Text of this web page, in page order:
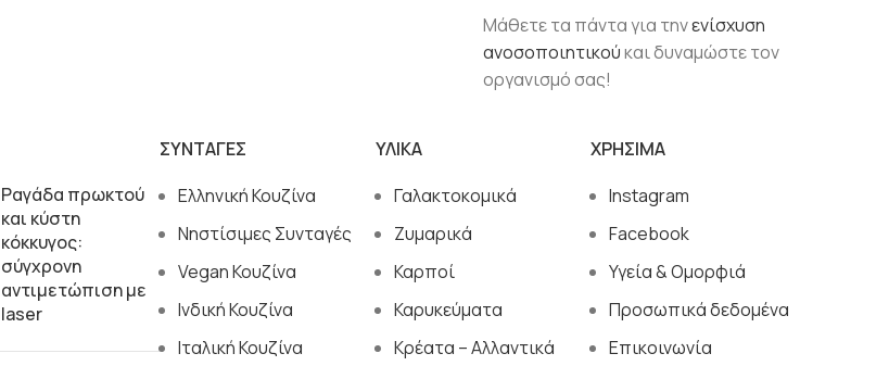
Μάθετε τα πάντα για τηνενίσχυση
ανοσοποιητικούκαι δυναμώστε τον
οργανισμό σας!
Ραγάδα πρωκτού
και κύστη
κόκκυγος:
σύγχρονη
αντιμετώπιση με
laser
ΣΥΝΤΑΓΕΣ
Ελληνική Κουζίνα
Νηστίσιμες Συνταγές
Vegan Κουζίνα
Ινδική Κουζίνα
Ιταλική Κουζίνα
ΥΛΙΚΑ
Γαλακτοκομικά
Ζυμαρικά
Καρποί
Καρυκεύματα
Κρέατα – Αλλαντικά
ΧΡΗΣΙΜΑ
Instagram
Facebook
Υγεία & Ομορφιά
Προσωπικά δεδομένα
Επικοινωνία